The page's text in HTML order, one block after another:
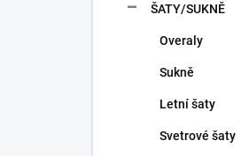
ŠATY/SUKNĚ
Overaly
Sukně
Letní šaty
Svetrové šaty